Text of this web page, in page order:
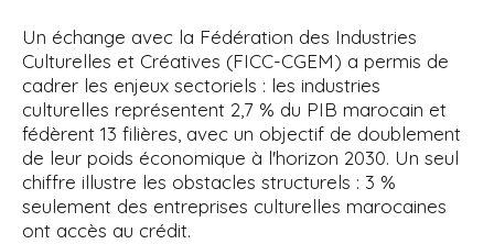
Un échange avec la Fédération des Industries
Culturelles et Créatives (FICC-CGEM) a permis de
cadrer les enjeux sectoriels : les industries
culturelles représentent 2,7 % du PIB marocain et
fédèrent 13 filières, avec un objectif de doublement
de leur poids économique à l'horizon 2030. Un seul
chiffre illustre les obstacles structurels : 3 %
seulement des entreprises culturelles marocaines
ont accès au crédit.